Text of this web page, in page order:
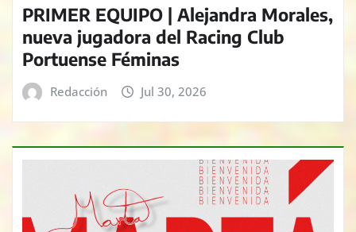
PRIMER EQUIPO | Alejandra Morales,
nueva jugadora del Racing Club
Portuense Féminas
Redacción Jul 30, 2026